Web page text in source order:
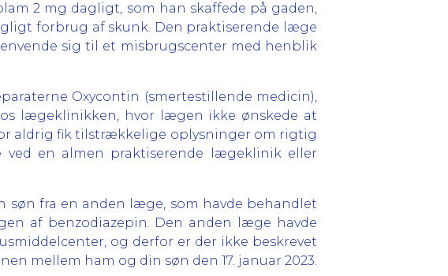
2 mg dagligt, som han skaffede på gaden,
forbrug af skunk. Den praktiserende læge
sig til et misbrugscenter med henblik
Oxycontin (smertestillende medicin),
lægeklinikken, hvor lægen ikke ønskede at
aldrig fik tilstrækkelige oplysninger om rigtig
en almen praktiserende lægeklinik eller
fra en anden læge, som havde behandlet
af benzodiazepin. Den anden læge havde
og derfor er der ikke beskrevet
mellem ham og din søn den 17. januar 2023.